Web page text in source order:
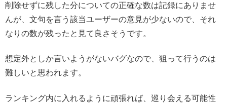
削除せずに残した分についての正確な数は記録にありませ
んが、文句を言う該当ユーザーの意見が少ないので、それ
なりの数が残ったと見て良さそうです。
想定外としか言いようがないバグなので、狙って行うのは
難しいと思われます。
ランキング内に入れるように頑張れば、巡り会える可能性